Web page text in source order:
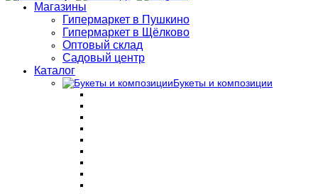
Магазины
Гипермаркет в Пушкино
Гипермаркет в Щёлково
Оптовый склад
Садовый центр
Каталог
Букеты и композиции